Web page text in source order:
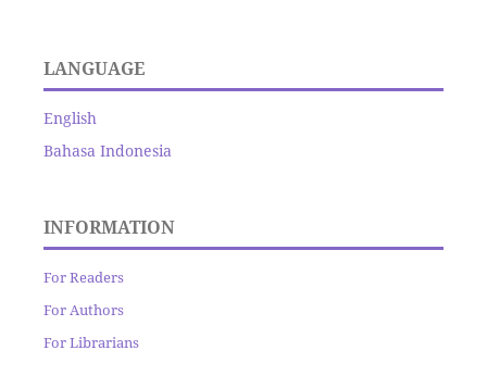
LANGUAGE
English
Bahasa Indonesia
INFORMATION
For Readers
For Authors
For Librarians